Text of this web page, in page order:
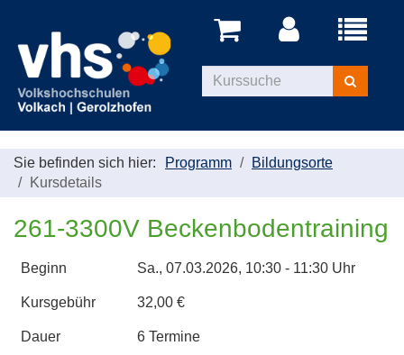
Menü
Kurse
suchen
Sie befinden sich hier: Programm
Bildungsorte
Kursdetails
261-3300V Beckenbodentraining
Beginn Sa., 07.03.2026, 10:30 - 11:30 Uhr
Kursgebühr 32,00 €
Dauer 6 Termine